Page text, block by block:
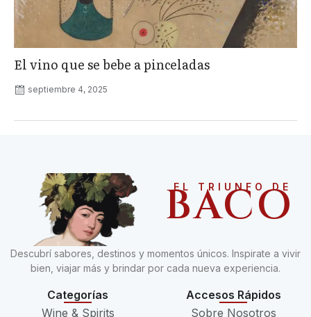
El vino que se bebe a pinceladas
septiembre 4, 2025
EL TRIUNFO DE
BACO
Descubrí sabores, destinos y momentos únicos. Inspirate a vivir
bien, viajar más y brindar por cada nueva experiencia.
Categorías
Wine & Spirits
Accesos Rápidos
Sobre Nosotros